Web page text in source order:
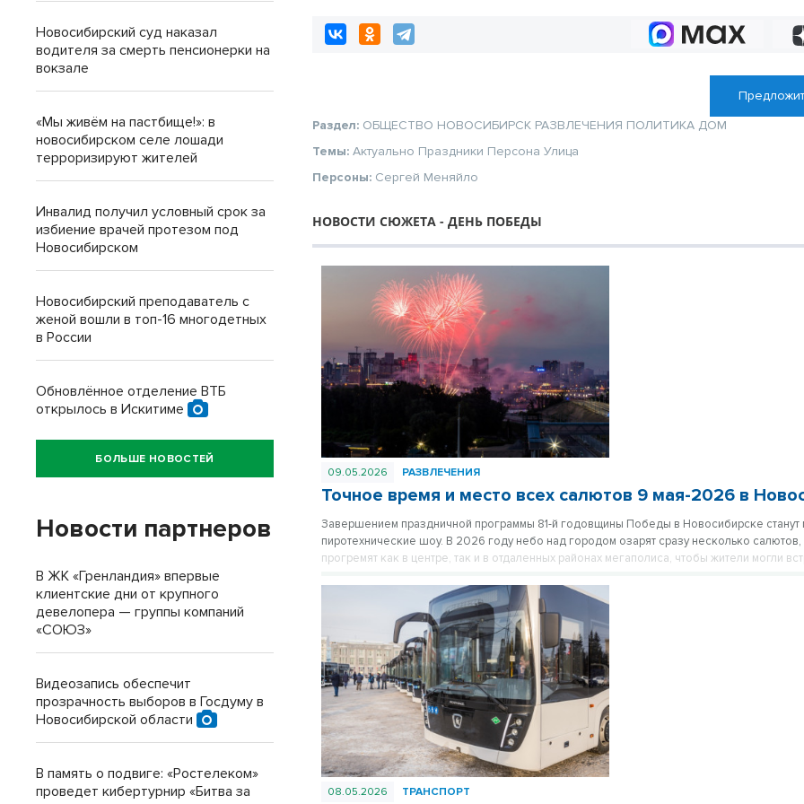
Раздел: ОБЩЕСТВО НОВОСИБИРСК РАЗВЛЕЧЕНИЯ ПОЛИТИКА ДОМ
Темы:Актуально Праздники Персона Улица
Персоны: Сергей Меняйло
НОВОСТИ СЮЖЕТА - ДЕНЬ ПОБЕДЫ
09.05.2026 РАЗВЛЕЧЕНИЯ
Точное время и место всех салютов 9 мая-2026 в
Завершением праздничной программы 81-й годовщины Победы в Новосибирске
пиротехнические шоу. В 2026 году небо над городом озарят сразу несколько
прогремят как в центре, так и в отдаленных районах мегаполиса, чтобы жители могли
08.05.2026 ТРАНСПОРТ
Новосибирский суд наказал
водителя за смерть пенсионерки на
вокзале
«Мы живём на пастбище!»: в
новосибирском селе лошади
терроризируют жителей
Инвалид получил условный срок за
избиение врачей протезом под
Новосибирском
Новосибирский преподаватель с
женой вошли в топ-16 многодетных
в России
Обновлённое отделение ВТБ
открылось в Искитиме
БОЛЬШЕ НОВОСТЕЙ
Новости партнеров
В ЖК «Гренландия» впервые
клиентские дни от крупного
девелопера — группы компаний
«СОЮЗ»
Видеозапись обеспечит
прозрачность выборов в Госдуму в
Новосибирской области
В память о подвиге: «Ростелеком»
проведет кибертурнир «Битва за